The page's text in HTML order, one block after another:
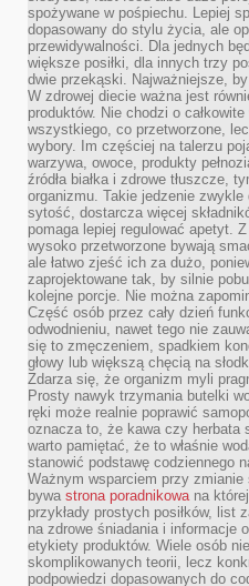
spożywane w pośpiechu. Lepiej
dopasowany do stylu życia, ale
przewidywalności. Dla jednych
większe posiłki, dla innych trzy
dwie przekąski. Najważniejsze,
W zdrowej diecie ważna jest
produktów. Nie chodzi o
wszystkiego, co przetworzone,
wybory. Im częściej na talerzu
warzywa, owoce, produkty
źródła białka i zdrowe tłuszcze,
organizmu. Takie jedzenie zwykle
sytość, dostarcza więcej
pomaga lepiej regulować apetyt.
wysoko przetworzone bywają
ale łatwo zjeść ich za dużo,
zaprojektowane tak, by silnie
kolejne porcje. Nie można
Część osób przez cały dzień
odwodnieniu, nawet tego nie
się to zmęczeniem, spadkiem
głowy lub większą chęcią na
Zdarza się, że organizm myli
Prosty nawyk trzymania butelki
ręki może realnie poprawić
oznacza to, że kawa czy herbata
warto pamiętać, że to właśnie
stanowić podstawę codziennego
Ważnym wsparciem przy zmianie
bywa strona poradnikowana
przykłady prostych posiłków, list
na zdrowe śniadania i informacje
etykiety produktów. Wiele osób
skomplikowanych teorii, lecz
podpowiedzi dopasowanych do